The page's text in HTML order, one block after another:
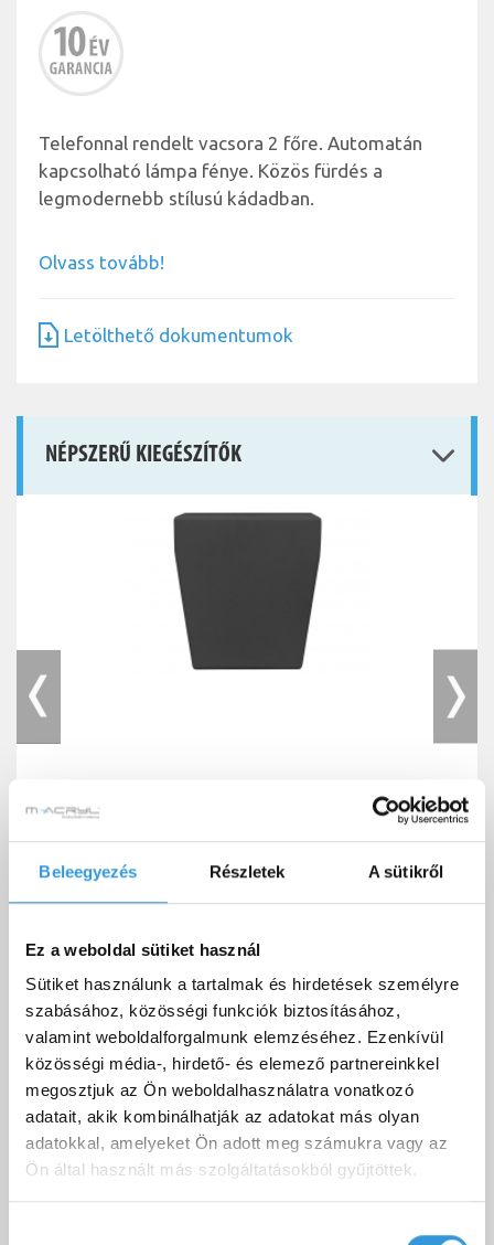
Beleegyezés Részletek A sütikről
Ez a weboldal sütiket használ
Sütiket használunk a tartalmak és hirdetések személyre
szabásához, közösségi funkciók biztosításához,
valamint weboldalforgalmunk elemzéséhez. Ezenkívül
közösségi média-, hirdető- és elemező partnereinkkel
megosztjuk az Ön weboldalhasználatra vonatkozó
adatait, akik kombinálhatják az adatokat más olyan
adatokkal, amelyeket Ön adott meg számukra vagy az
Ön által használt más szolgáltatásokból gyűjtöttek.
Telefonnal rendelt vacsora 2 főre. Automatán
kapcsolható lámpa fénye. Közös fürdés a
legmodernebb stílusú kádadban.
Olvass tovább!
Letölthető dokumentumok
NÉPSZERŰ KIEGÉSZÍTŐK
18 000 Ft
Letölthető dokumentumok
M-Acryl kád és előlap (A,C) beépítési
útmutató
Letöltés
Sabina Slim kád technikai rajz Letöltés